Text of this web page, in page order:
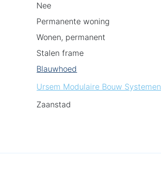
Nee
Permanente woning
Wonen, permanent
Stalen frame
Blauwhoed
Ursem Modulaire Bouw Systemen
Zaanstad